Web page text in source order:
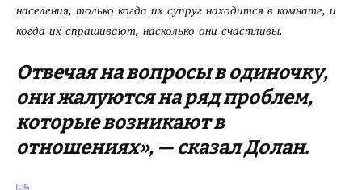
населения, только когда их супруг находится в комнате, и
когда их спрашивают, насколько они счастливы.
Отвечая на вопросы в одиночку,
они жалуются на ряд проблем,
которые возникают в
отношениях», — сказал Долан.